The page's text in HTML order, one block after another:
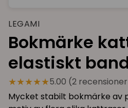
LEGAMI
Bokmärke
elastiskt
★★★★★5.00 (2
Mycket stabilt bokmärke av